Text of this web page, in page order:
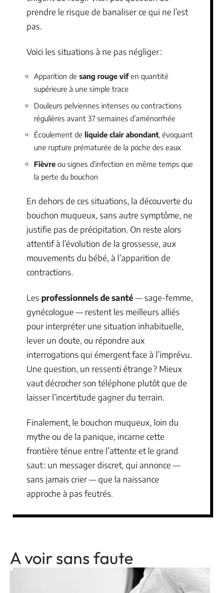
prendre le risque de banaliser ce qui ne l’est
pas.
Voici les situations à ne pas négliger :
Apparition de sang rouge vifen quantité
supérieure à une simple trace
Douleurs pelviennes intenses ou contractions
régulières avant 37 semaines d’aménorrhée
Écoulement de liquide clair abondant, évoquant
une rupture prématurée de la poche des eaux
Fièvre ou signes d’infection en même temps que
la perte du bouchon
En dehors de ces situations, la découverte du
bouchon muqueux, sans autre symptôme, ne
justifie pas de précipitation. On reste alors
attentif à l’évolution de la grossesse, aux
mouvements du bébé, à l’apparition de
contractions.
Les professionnels de santé— sage-femme,
gynécologue — restent les meilleurs alliés
pour interpréter une situation inhabituelle,
lever un doute, ou répondre aux
interrogations qui émergent face à l’imprévu.
Une question, un ressenti étrange ? Mieux
vaut décrocher son téléphone plutôt que de
laisser l’incertitude gagner du terrain.
Finalement, le bouchon muqueux, loin du
mythe ou de la panique, incarne cette
frontière ténue entre l’attente et le grand
saut : un messager discret, qui annonce —
sans jamais crier — que la naissance
approche à pas feutrés.
A voir sans faute